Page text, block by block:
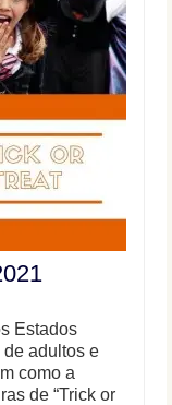
Estados
de adultos e
como a
de “Trick or